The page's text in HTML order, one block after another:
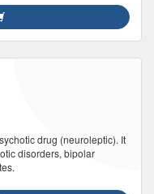
drug (neuroleptic). It
disorders, bipolar